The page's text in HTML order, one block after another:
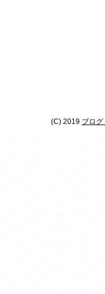
(C) 2019 ブロ